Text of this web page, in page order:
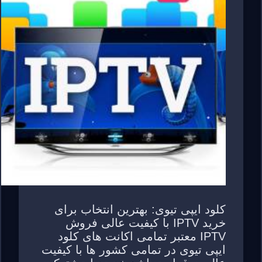
کلود ایپی تیوی: بهترین انتخاب برای
خرید IPTV با کیفیت عالی فروش
IPTV معتبر تمامی اکانت های کلود
ایپی تیوی در تمامی کشور ها با کیفیت